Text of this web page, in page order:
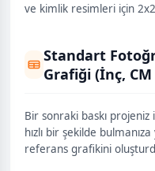
ve kimlik resimleri için
Standart
Grafiği (İnç,
Bir sonraki baskı
hızlı bir şekilde
referans grafikini